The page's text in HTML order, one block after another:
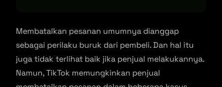
Membatalkan pesanan umumnya dianggap
sebagai perilaku buruk dari pembeli. Dan hal itu
juga tidak terlihat baik jika penjual melakukannya.
Namun, TikTok memungkinkan penjual